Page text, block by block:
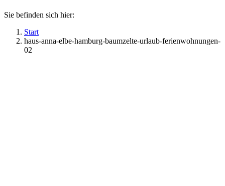
Sie befinden sich hier:
Start
haus-anna-elbe-hamburg-baumzelte-urlaub-ferienwohnungen-
02